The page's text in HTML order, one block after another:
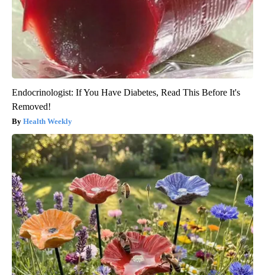
Endocrinologist: If You Have Diabetes, Read This Before It's
Removed!
Health Weekly